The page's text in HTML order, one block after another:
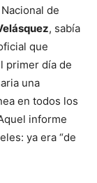
de
, sabía
que
primer día de
una
en todos los
informe
ya era “de